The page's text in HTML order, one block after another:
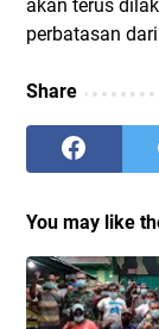
akan terus
perbatasan
Share
You may like